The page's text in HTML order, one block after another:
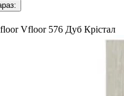
Vfloor 576 Дуб Крістал